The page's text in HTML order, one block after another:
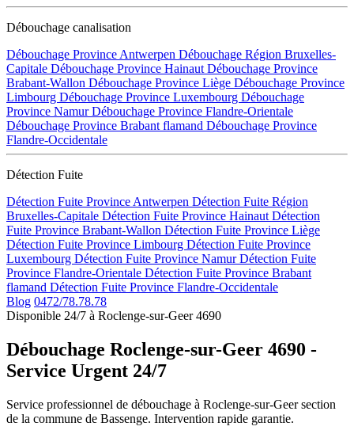
Débouchage canalisation
Débouchage Province Antwerpen Débouchage Région Bruxelles-
Capitale Débouchage Province Hainaut Débouchage Province
Brabant-Wallon Débouchage Province Liège Débouchage Province
Limbourg Débouchage Province Luxembourg Débouchage
Province NamurDébouchage Province Flandre-Orientale
Débouchage Province Brabant flamand Débouchage Province
Flandre-Occidentale
Détection Fuite
Détection Fuite Province Antwerpen Détection Fuite Région
Bruxelles-Capitale Détection Fuite Province Hainaut Détection
Fuite Province Brabant-Wallon Détection Fuite Province Liège
Détection Fuite Province Limbourg Détection Fuite Province
Luxembourg Détection Fuite Province NamurDétection Fuite
Province Flandre-Orientale Détection Fuite Province Brabant
flamand Détection Fuite Province Flandre-Occidentale
Blog 0472/78.78.78
Disponible 24/7 à Roclenge-sur-Geer 4690
Débouchage Roclenge-sur-Geer 4690 -
Service Urgent 24/7
Service professionnel de débouchage à Roclenge-sur-Geer section
de la commune de Bassenge. Intervention rapide garantie.